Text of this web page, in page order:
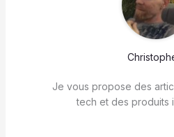
Je vous propose des
tech et des produits